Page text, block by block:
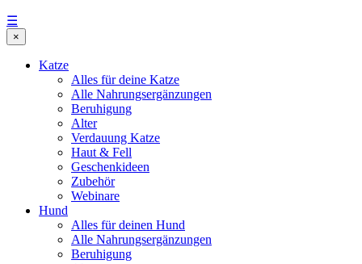
☰
×
Katze
Alles für deine Katze
Alle Nahrungsergänzungen
Beruhigung
Alter
Verdauung Katze
Haut & Fell
Geschenkideen
Zubehör
Webinare
Hund
Alles für deinen Hund
Alle Nahrungsergänzungen
Beruhigung